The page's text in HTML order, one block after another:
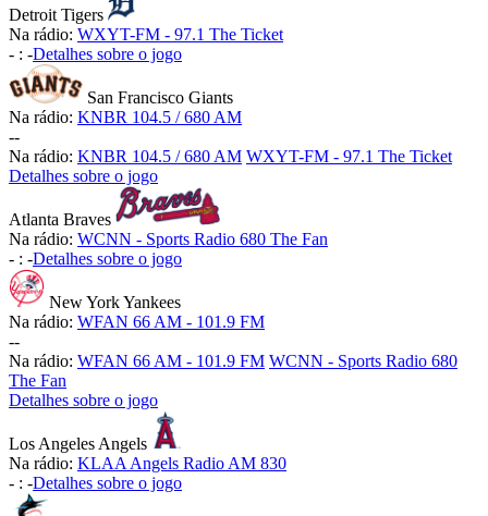
Detroit Tigers
Na rádio: WXYT-FM - 97.1 The Ticket
- : -Detalhes sobre o jogo
San Francisco Giants
Na rádio: KNBR 104.5 / 680 AM
--
Na rádio: KNBR 104.5 / 680 AM WXYT-FM - 97.1 The Ticket
Detalhes sobre o jogo
Atlanta Braves
Na rádio: WCNN - Sports Radio 680 The Fan
- : -Detalhes sobre o jogo
New York Yankees
Na rádio: WFAN 66 AM - 101.9 FM
--
Na rádio: WFAN 66 AM - 101.9 FM WCNN - Sports Radio 680
The Fan
Detalhes sobre o jogo
Los Angeles Angels
Na rádio: KLAA Angels Radio AM 830
- : -Detalhes sobre o jogo